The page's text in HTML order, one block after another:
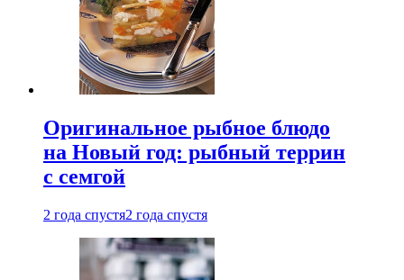
Оригинальное рыбное блюдо
на Новый год: рыбный террин
с семгой
2 года спустя2 года спустя